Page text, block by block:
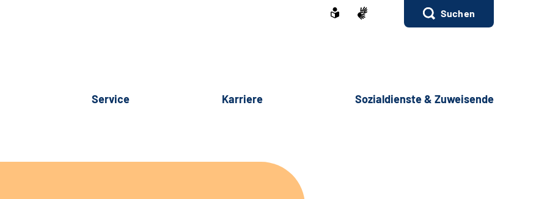
Suchen
Service Karriere Sozialdienste & Zuweisende